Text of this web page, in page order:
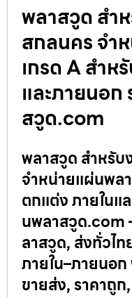
พลาสวูด สำ
สกลนคร จำ
เกรด A สำห
และภายนอก
สวูด.com
พลาสวูด สำหรั
จำหน่ายแผ่นพล
ตกแต่ง ภายในแ
นพลาสวูด.com
ลาสวูด, ส่งทั่วไ
ภายใน–ภายนอ
ขายส่ง, ราคาถู